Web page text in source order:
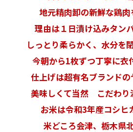
地元精肉卸の新鮮な鶏
理由は１日漬け込みタン
しっとり柔らかく、水分を
今朝から1枚ずつ丁寧に衣
仕上げは超有名ブランド
美味しくて当然 こだわり
お米は令和3年産コシヒ
米どころ会津、栃木県